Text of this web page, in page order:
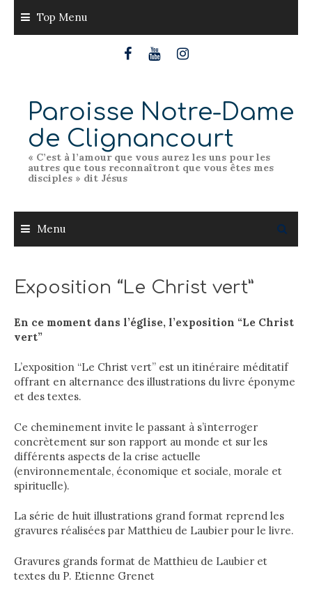
content
Top Menu
Paroisse Notre-Dame
de Clignancourt
« C’est à l’amour que vous aurez les uns pour les
autres que tous reconnaîtront que vous êtes mes
disciples » dit Jésus
Menu
Exposition “Le Christ vert”
En ce moment dans l’église, l’exposition “Le Christ
vert”
L’exposition “Le Christ vert” est un itinéraire méditatif
offrant en alternance des illustrations du livre éponyme
et des textes.
​Ce cheminement invite le passant à s’interroger
concrètement sur son rapport au monde et sur les
différents aspects de la crise actuelle
(environnementale, économique et sociale, morale et
spirituelle).
​La série de huit illustrations grand format reprend les
gravures réalisées par Matthieu de Laubier pour le livre.​
Gravures grands format de Matthieu de Laubier et
textes du P. Etienne Grenet